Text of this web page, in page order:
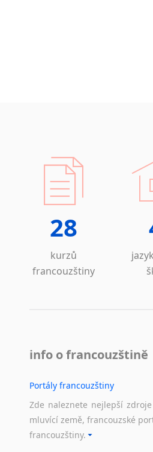
28
kurzů
francouzštiny
info o francouzštině
Portály francouzštiny
Zde naleznete nejlepší
mluvící země, francouzské
francouzštiny.